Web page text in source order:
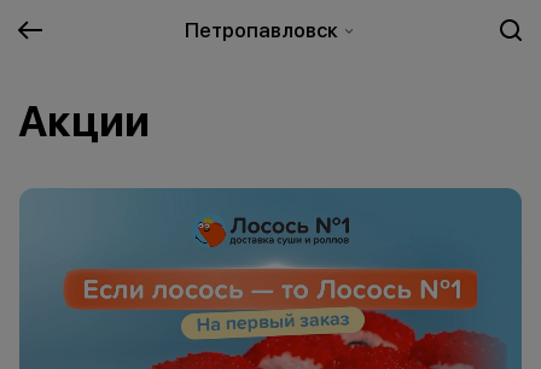
Петропавловск
Акции